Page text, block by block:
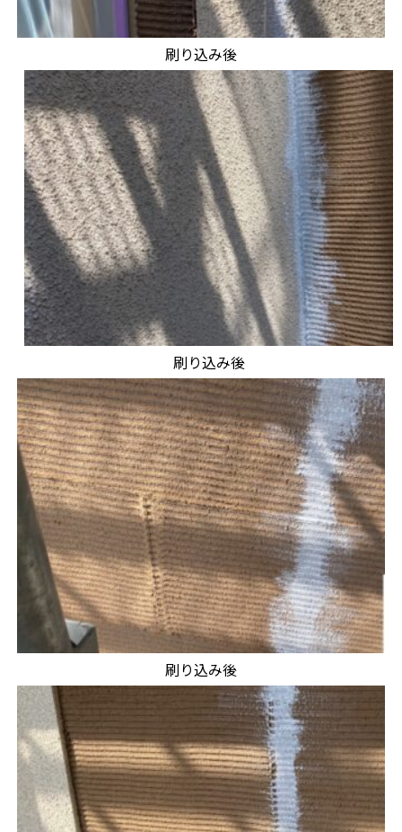
刷り込み後
刷り込み後
刷り込み後